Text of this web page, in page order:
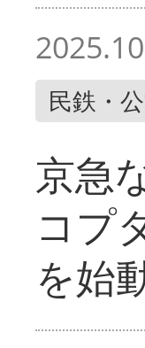
民鉄・
京急
コプ
を始